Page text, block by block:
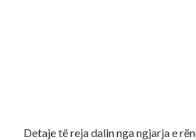
Detaje të reja dalin nga ngjarja e